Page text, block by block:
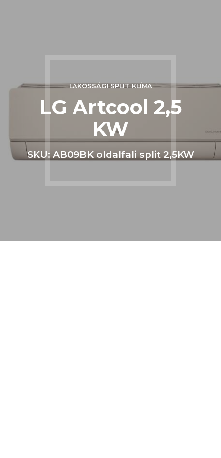
LAKOSSÁGI SPLIT KLÍMA
LG Artcool 2,5
KW
SKU: AB09BK oldalfali split 2,5KW